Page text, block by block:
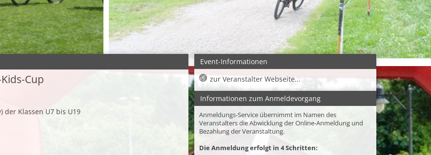
Cup
Klassen U7 bis U19
Event-Informationen
zur Veranstalter Webseite...
Informationen zum Anmeldevorgang
Anmeldungs-Service übernimmt im Namen des
Veranstalters die Abwicklung der Online-Anmeldung und
Bezahlung der Veranstaltung.
Die Anmeldung erfolgt in 4 Schritten: